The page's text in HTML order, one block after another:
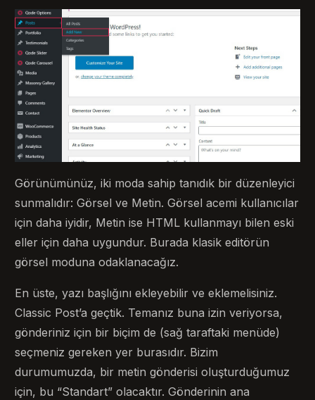
Görünümünüz, iki moda sahip tanıdık bir düzenleyici
sunmalıdır: Görsel ve Metin. Görsel acemi kullanıcılar
için daha iyidir, Metin ise HTML kullanmayı bilen eski
eller için daha uygundur. Burada klasik editörün
görsel moduna odaklanacağız.
En üste, yazı başlığını ekleyebilir ve eklemelisiniz.
Classic Post’a geçtik. Temanız buna izin veriyorsa,
gönderiniz için bir biçim de (sağ taraftaki menüde)
seçmeniz gereken yer burasıdır. Bizim
durumumuzda, bir metin gönderisi oluşturduğumuz
için, bu “Standart” olacaktır. Gönderinin ana